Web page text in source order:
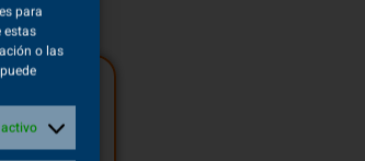
para
estas
o las